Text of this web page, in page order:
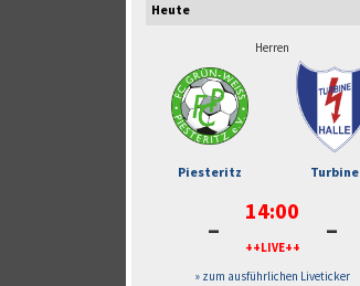
Heute
Herren
Piesteritz Turbine
- 14:00
++LIVE++ -
» zum ausführlichen Liveticker